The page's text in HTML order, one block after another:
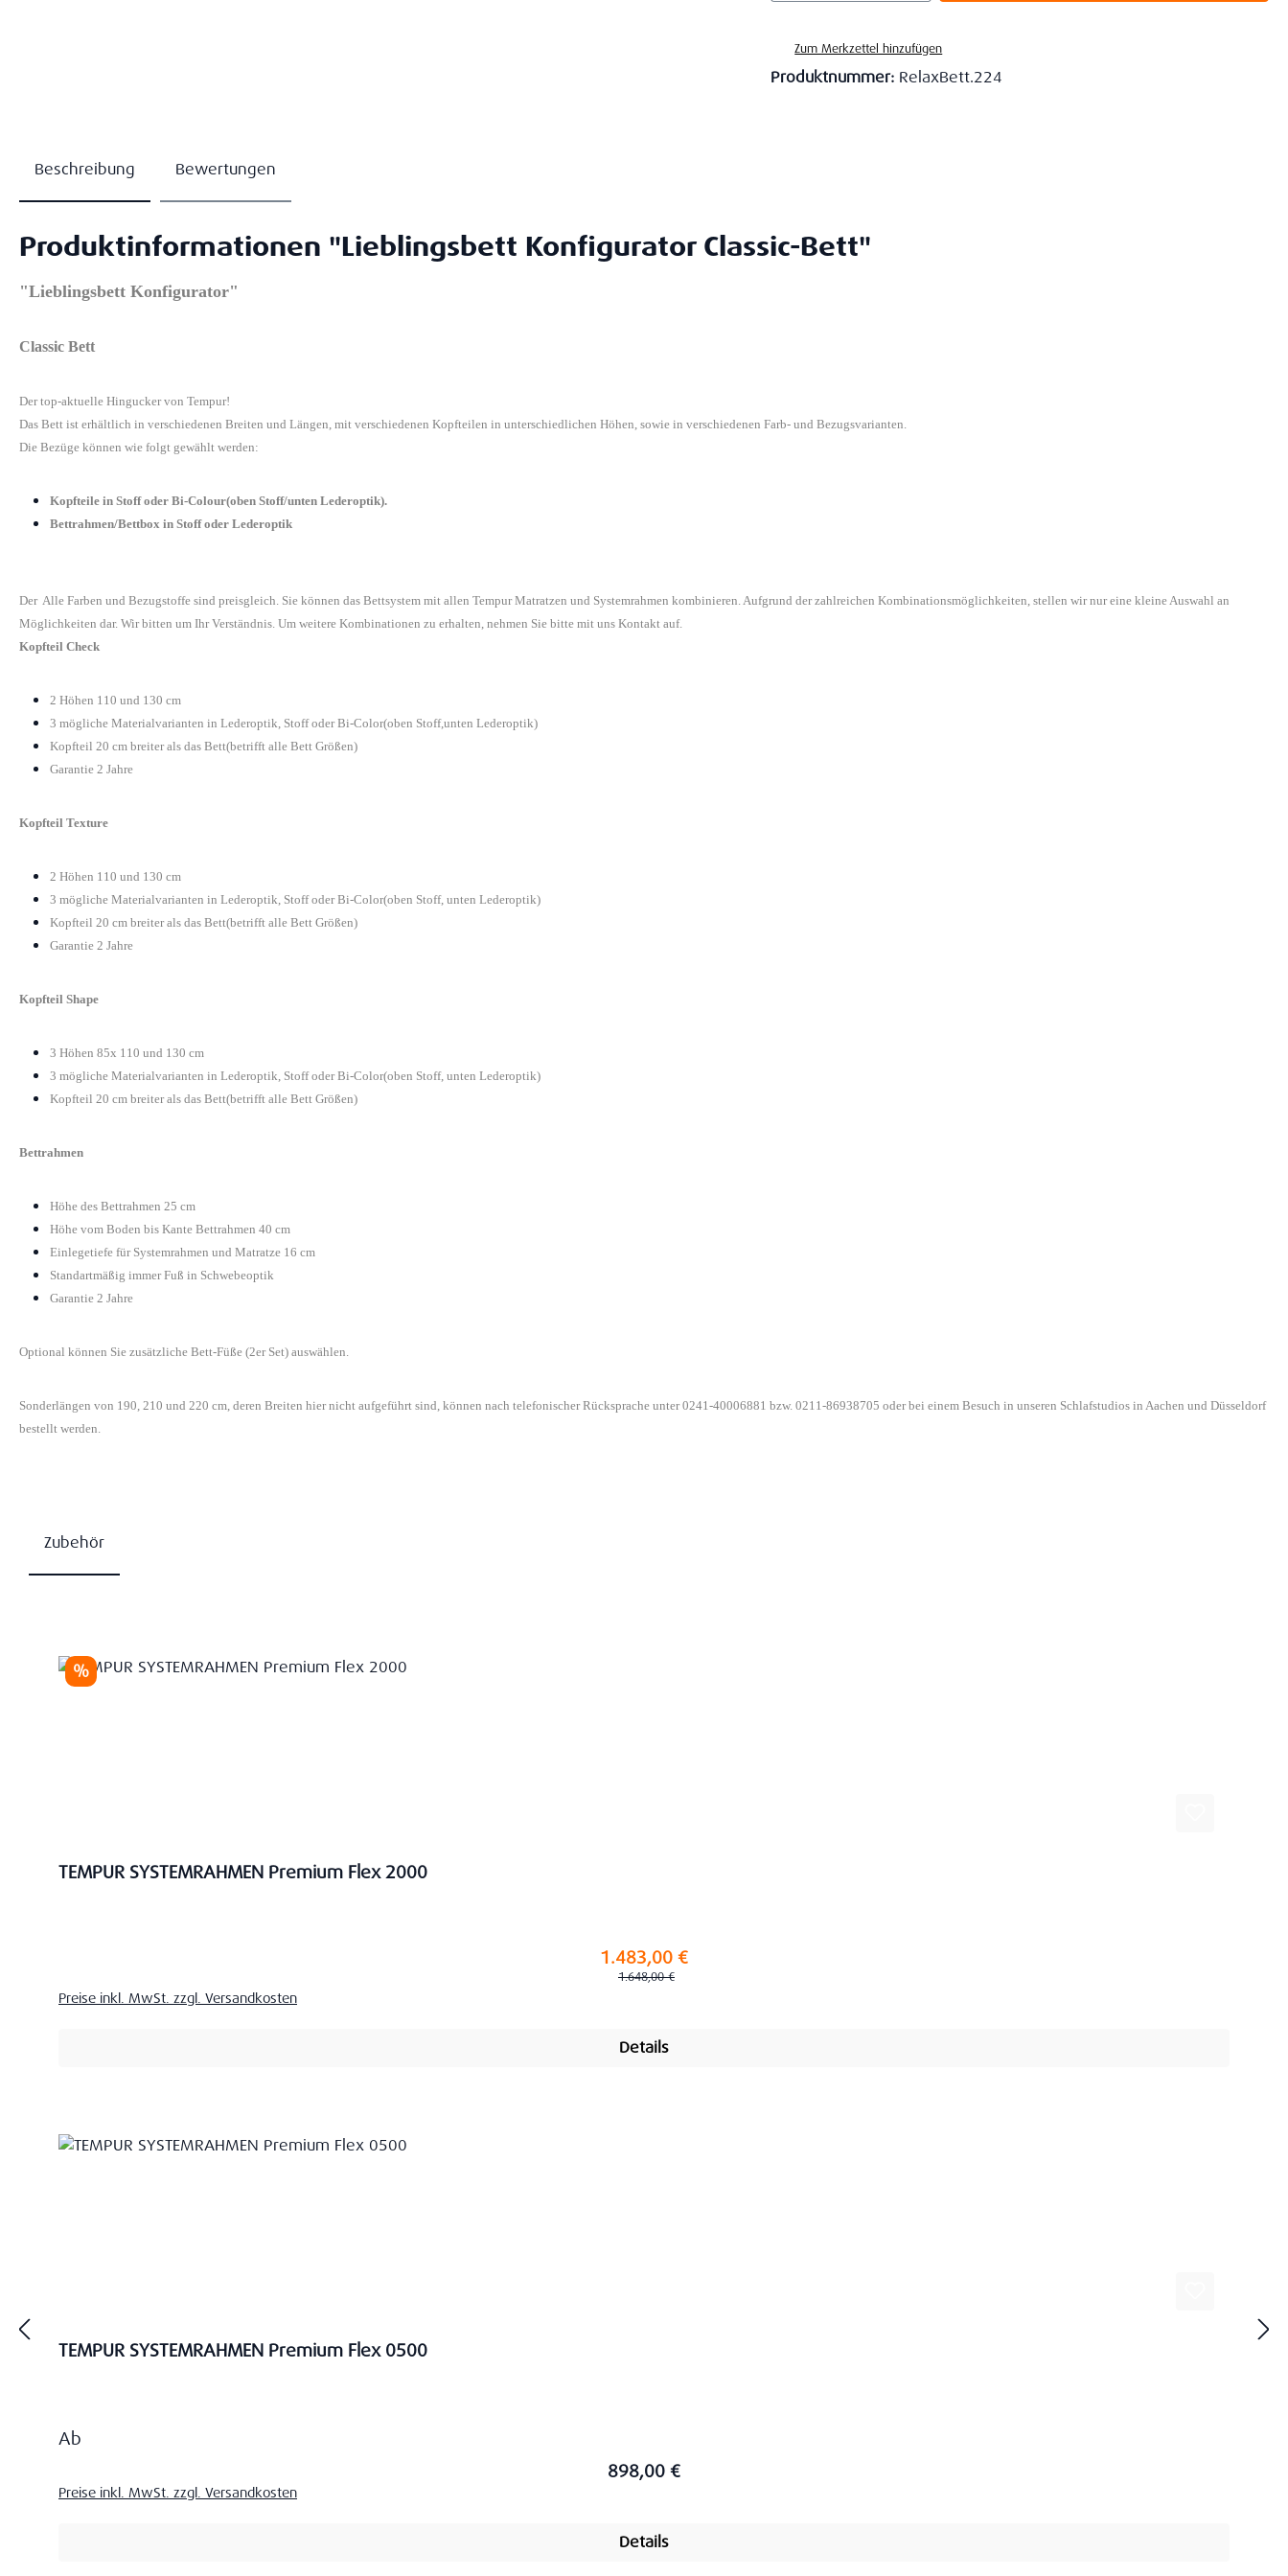
Zum Merkzettel hinzufügen
Produktnummer: RelaxBett.224
Beschreibung Bewertungen
Produktinformationen "Lieblingsbett Konfigurator Classic-Bett"
"Lieblingsbett Konfigurator"
Classic Bett
Der top-aktuelle Hingucker von Tempur!
Das Bett ist erhältlich in verschiedenen Breiten und Längen, mit verschiedenen Kopfteilen in unterschiedlichen Höhen, sowie in verschiedenen Farb- und Bezugsvarianten.
Die Bezüge können wie folgt gewählt werden:
Kopfteile in Stoff oder Bi-Colour(oben Stoff/unten Lederoptik).
Bettrahmen/Bettbox in Stoff oder Lederoptik
Der Alle Farben und Bezugstoffe sind preisgleich. Sie können das Bettsystem mit allen Tempur Matratzen und Systemrahmen kombinieren. Aufgrund der zahlreichen Kombinationsmöglichkeiten, stellen wir nur eine kleine Auswahl an
Möglichkeiten dar. Wir bitten um Ihr Verständnis. Um weitere Kombinationen zu erhalten, nehmen Sie bitte mit uns Kontakt auf.
Kopfteil Check
2 Höhen 110 und 130 cm
3 mögliche Materialvarianten in Lederoptik, Stoff oder Bi-Color(oben Stoff,unten Lederoptik)
Kopfteil 20 cm breiter als das Bett(betrifft alle Bett Größen)
Garantie 2 Jahre
Kopfteil Texture
2 Höhen 110 und 130 cm
3 mögliche Materialvarianten in Lederoptik, Stoff oder Bi-Color(oben Stoff, unten Lederoptik)
Kopfteil 20 cm breiter als das Bett(betrifft alle Bett Größen)
Garantie 2 Jahre
Kopfteil Shape
3 Höhen 85x 110 und 130 cm
3 mögliche Materialvarianten in Lederoptik, Stoff oder Bi-Color(oben Stoff, unten Lederoptik)
Kopfteil 20 cm breiter als das Bett(betrifft alle Bett Größen)
Bettrahmen
Höhe des Bettrahmen 25 cm
Höhe vom Boden bis Kante Bettrahmen 40 cm
Einlegetiefe für Systemrahmen und Matratze 16 cm
Standartmäßig immer Fuß in Schwebeoptik
Garantie 2 Jahre
Optional können Sie zusätzliche Bett-Füße (2er Set) auswählen.
Sonderlängen von 190, 210 und 220 cm, deren Breiten hier nicht aufgeführt sind, können nach telefonischer Rücksprache unter 0241-40006881 bzw. 0211-86938705 oder bei einem Besuch in unseren Schlafstudios in Aachen und Düsseldorf
bestellt werden.
Zubehör
Rabatt
%
TEMPUR SYSTEMRAHMEN Premium Flex 2000
1.483,00 €
Regulärer Preis:
1.648,00 €
Preise inkl. MwSt. zzgl. Versandkosten
Details
TEMPUR SYSTEMRAHMEN Premium Flex 0500
Regulärer Preis:
Ab
898,00 €
Preise inkl. MwSt. zzgl. Versandkosten
Details